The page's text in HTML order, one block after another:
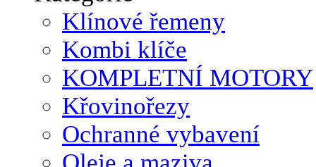
Klínové řemeny
Kombi klíče
KOMPLETNÍ MOTORY
Křovinořezy
Ochranné vybavení